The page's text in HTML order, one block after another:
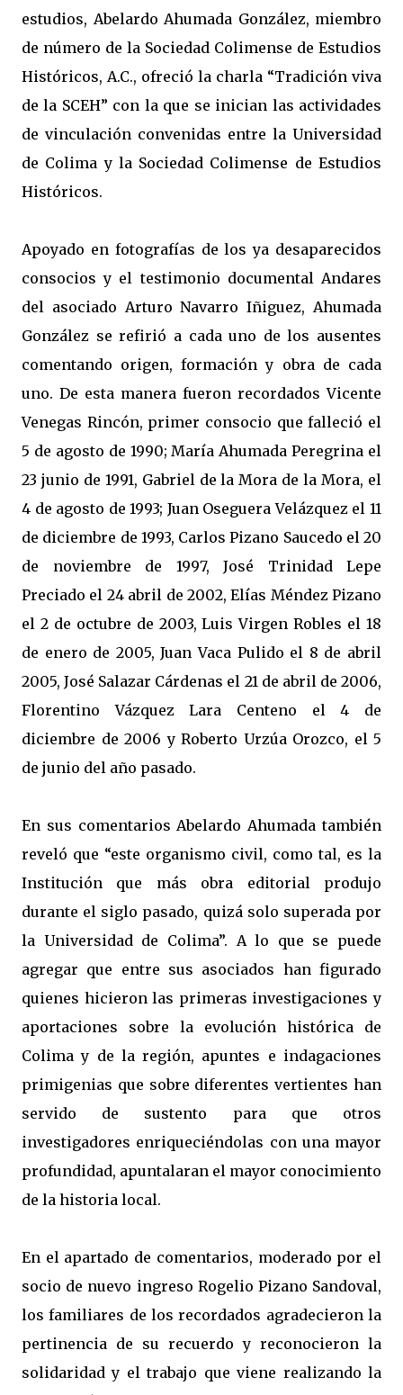
estudios, Abelardo Ahumada González, miembro
de número de la Sociedad Colimense de Estudios
Históricos, A.C., ofreció la charla “Tradición viva
de la SCEH” con la que se inician las actividades
de vinculación convenidas entre la Universidad
de Colima y la Sociedad Colimense de Estudios
Históricos.
Apoyado en fotografías de los ya desaparecidos
consocios y el testimonio documental Andares
del asociado Arturo Navarro Iñiguez, Ahumada
González se refirió a cada uno de los ausentes
comentando origen, formación y obra de cada
uno. De esta manera fueron recordados Vicente
Venegas Rincón, primer consocio que falleció el
5 de agosto de 1990; María Ahumada Peregrina el
23 junio de 1991, Gabriel de la Mora de la Mora, el
4 de agosto de 1993; Juan Oseguera Velázquez el 11
de diciembre de 1993, Carlos Pizano Saucedo el 20
de noviembre de 1997, José Trinidad Lepe
Preciado el 24 abril de 2002, Elías Méndez Pizano
el 2 de octubre de 2003, Luis Virgen Robles el 18
de enero de 2005, Juan Vaca Pulido el 8 de abril
2005, José Salazar Cárdenas el 21 de abril de 2006,
Florentino Vázquez Lara Centeno el 4 de
diciembre de 2006 y Roberto Urzúa Orozco, el 5
de junio del año pasado.
En sus comentarios Abelardo Ahumada también
reveló que “este organismo civil, como tal, es la
Institución que más obra editorial produjo
durante el siglo pasado, quizá solo superada por
la Universidad de Colima”. A lo que se puede
agregar que entre sus asociados han figurado
quienes hicieron las primeras investigaciones y
aportaciones sobre la evolución histórica de
Colima y de la región, apuntes e indagaciones
primigenias que sobre diferentes vertientes han
servido de sustento para que otros
investigadores enriqueciéndolas con una mayor
profundidad, apuntalaran el mayor conocimiento
de la historia local.
En el apartado de comentarios, moderado por el
socio de nuevo ingreso Rogelio Pizano Sandoval,
los familiares de los recordados agradecieron la
pertinencia de su recuerdo y reconocieron la
solidaridad y el trabajo que viene realizando la